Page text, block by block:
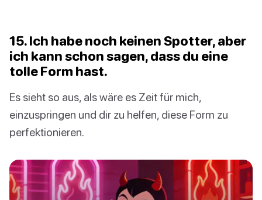
15. Ich habe noch keinen Spotter, aber
ich kann schon sagen, dass du eine
tolle Form hast.
Es sieht so aus, als wäre es Zeit für mich,
einzuspringen und dir zu helfen, diese Form zu
perfektionieren.